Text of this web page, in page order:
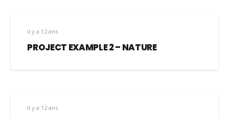
il y a 12 ans
PROJECT EXAMPLE 2 – NATURE
il y a 12 ans